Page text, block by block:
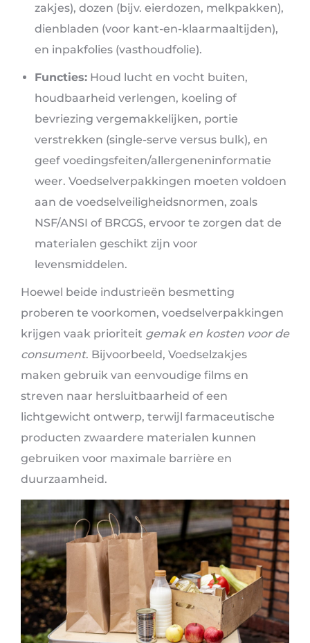
zakjes), dozen (bijv. eierdozen, melkpakken),
dienbladen (voor kant-en-klaarmaaltijden),
en inpakfolies (vasthoudfolie).
Functies: Houd lucht en vocht buiten,
houdbaarheid verlengen, koeling of
bevriezing vergemakkelijken, portie
verstrekken (single-serve versus bulk), en
geef voedingsfeiten/allergeneninformatie
weer. Voedselverpakkingen moeten voldoen
aan de voedselveiligheidsnormen, zoals
NSF/ANSI of BRCGS, ervoor te zorgen dat de
materialen geschikt zijn voor
levensmiddelen.
Hoewel beide industrieën besmetting
proberen te voorkomen, voedselverpakkingen
krijgen vaak prioriteit gemak en kosten voor de
consument. Bijvoorbeeld, Voedselzakjes
maken gebruik van eenvoudige films en
streven naar hersluitbaarheid of een
lichtgewicht ontwerp, terwijl farmaceutische
producten zwaardere materialen kunnen
gebruiken voor maximale barrière en
duurzaamheid.